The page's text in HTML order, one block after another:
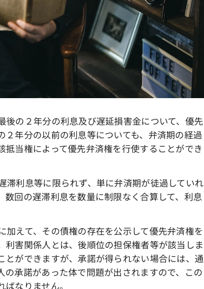
の２年分の利息及び遅延損害金について、優先
年分の以前の利息等についても、弁済期の経過
当権によって優先弁済権を行使することができ
利息等に限られず、単に弁済期が徒過していれ
回の遅滞利息を数量に制限なく合算して、利息
えて、その債権の存在を公示して優先弁済権を
害関係人とは、後順位の担保権者等が該当しま
ができますが、承諾が得られない場合には、通
承諾があった体で問題が出されますので、この
なりません。